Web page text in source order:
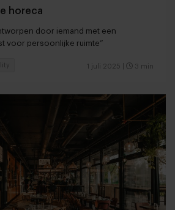
horeca
door iemand met een
voor persoonlijke ruimte”
1 juli 2025 3 min